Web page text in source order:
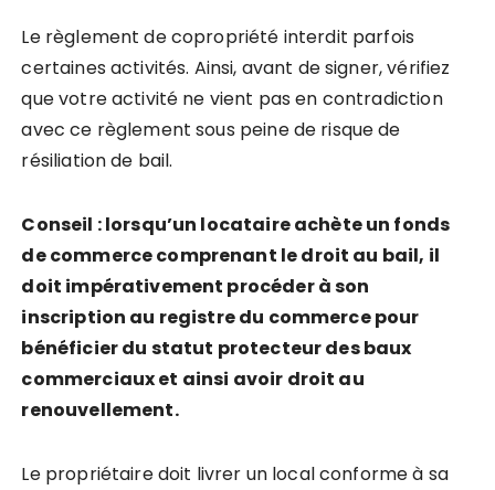
Le règlement de copropriété interdit parfois
certaines activités. Ainsi, avant de signer, vérifiez
que votre activité ne vient pas en contradiction
avec ce règlement sous peine de risque de
résiliation de bail.
Conseil :lorsqu’un locataire achète un fonds
de commerce comprenant le droit au bail, il
doit impérativement procéder à son
inscription au registre du commerce pour
bénéficier du statut protecteur des baux
commerciaux et ainsi avoir droit au
renouvellement.
Le propriétaire doit livrer un local conforme à sa